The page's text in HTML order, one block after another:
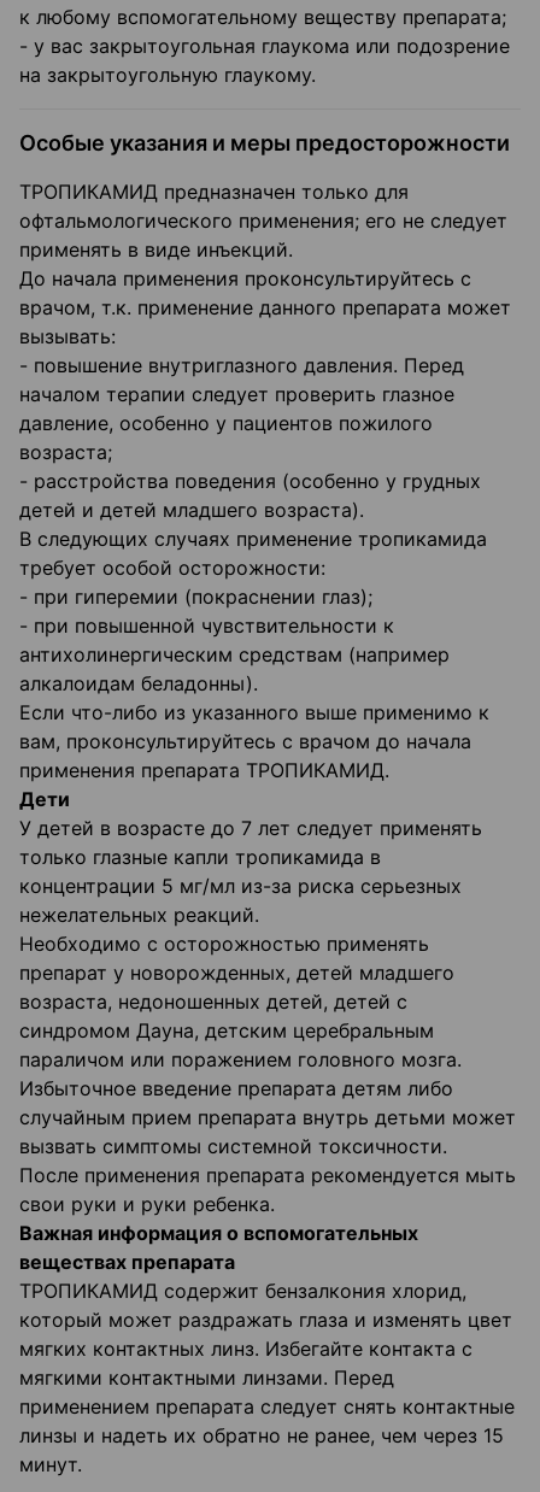
к любому вспомогательному веществу препарата;
- у вас закрытоугольная глаукома или подозрение
на закрытоугольную глаукому.
Особые указания и меры предосторожности
ТРОПИКАМИД предназначен только для
офтальмологического применения; его не следует
применять в виде инъекций.
До начала применения проконсультируйтесь с
врачом, т.к. применение данного препарата может
вызывать:
- повышение внутриглазного давления. Перед
началом терапии следует проверить глазное
давление, особенно у пациентов пожилого
возраста;
- расстройства поведения (особенно у грудных
детей и детей младшего возраста).
В следующих случаях применение тропикамида
требует особой осторожности:
- при гиперемии (покраснении глаз);
- при повышенной чувствительности к
антихолинергическим средствам (например
алкалоидам беладонны).
Если что-либо из указанного выше применимо к
вам, проконсультируйтесь с врачом до начала
применения препарата ТРОПИКАМИД.
Дети
У детей в возрасте до 7 лет следует применять
только глазные капли тропикамида в
концентрации 5 мг/мл из-за риска серьезных
нежелательных реакций.
Необходимо с осторожностью применять
препарат у новорожденных, детей младшего
возраста, недоношенных детей, детей с
синдромом Дауна, детским церебральным
параличом или поражением головного мозга.
Избыточное введение препарата детям либо
случайным прием препарата внутрь детьми может
вызвать симптомы системной токсичности.
После применения препарата рекомендуется мыть
свои руки и руки ребенка.
Важная информация о вспомогательных
веществах препарата
ТРОПИКАМИД содержит бензалкония хлорид,
который может раздражать глаза и изменять цвет
мягких контактных линз. Избегайте контакта с
мягкими контактными линзами. Перед
применением препарата следует снять контактные
линзы и надеть их обратно не ранее, чем через 15
минут.